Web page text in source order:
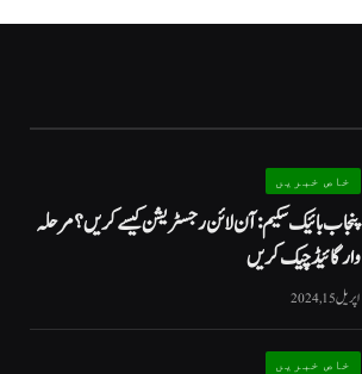
خاص خبریں
پنجاب بائیک سکیم: آن لائن رجسٹریشن کیسے کریں؟ مرحلہ
وار گائیڈ چیک کریں
اپریل 15, 2024
خاص خبریں